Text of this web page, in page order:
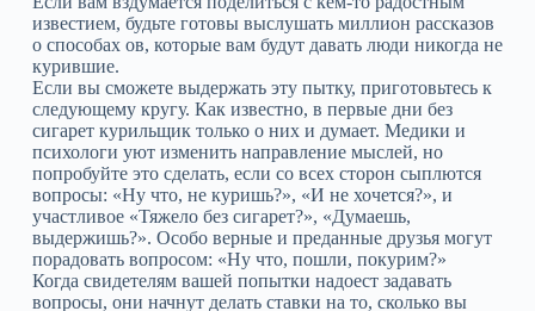
известием, будьте готовы выслушать миллион рассказов
о способах ов, которые вам будут давать люди никогда не
курившие.
Если вы сможете выдержать эту пытку, приготовьтесь к
следующему кругу. Как известно, в первые дни без
сигарет курильщик только о них и думает. Медики и
психологи уют изменить направление мыслей, но
попробуйте это сделать, если со всех сторон сыплются
вопросы: «Ну что, не куришь?», «И не хочется?», и
участливое «Тяжело без сигарет?», «Думаешь,
выдержишь?». Особо верные и преданные друзья могут
порадовать вопросом: «Ну что, пошли, покурим?»
Когда свидетелям вашей попытки надоест задавать
вопросы, они начнут делать ставки на то, сколько вы